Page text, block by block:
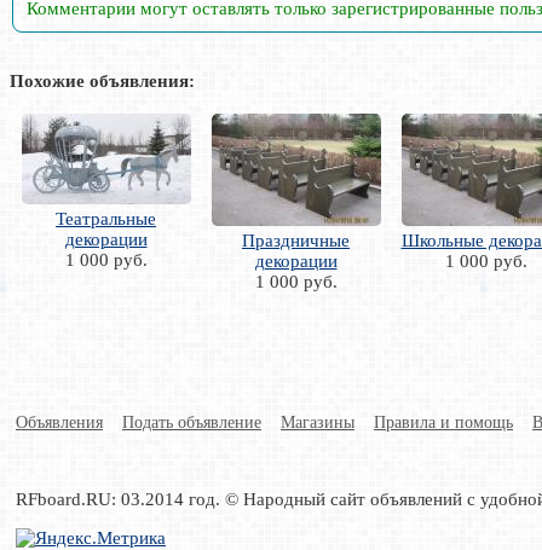
Комментарии могут оставлять только зарегистрированные
Похожие объявления:
Театральные
декорации
1 000 руб.
Праздничные
декорации
1 000 руб.
Школьные
1 000 руб.
Объявления Подать объявление Магазины Правила и помощь
RFboard.RU: 03.2014 год. © Народный сайт объявлений с